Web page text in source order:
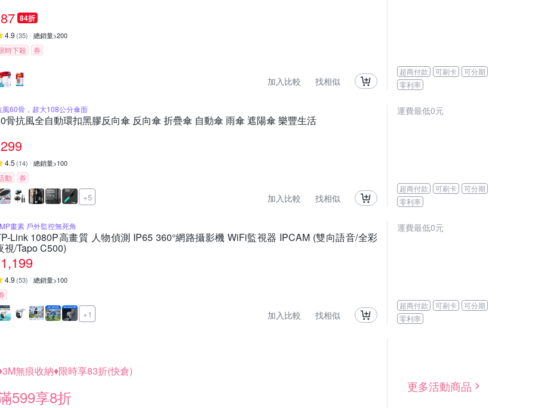
87 84折
4.9 (35) 總銷量>200
時下殺 券
加入比較 找相似
超商付款 可刷卡
可分期
零利率
風60骨，超大108公分傘面
骨抗風全自動環扣黑膠反向傘 反向傘 折疊傘 自動傘 雨傘 遮陽傘 樂豐生活
299
4.5 (14) 總銷量>100
動 券
+5 加入比較 找相似
運費最低0元
超商付款 可刷卡
可分期
零利率
畫素 戶外監控無死角
Link 1080P高畫質 人物偵測 IP65 360°網路攝影機 WiFi監視器 IPCAM (雙向語音/全彩
視/Tapo C500)
1,199
4.9 (53) 總銷量>100
+1 加入比較 找相似
運費最低0元
超商付款 可刷卡
可分期
零利率
無痕收納♦限時享83折(快倉)
599享8折
更多活動商品